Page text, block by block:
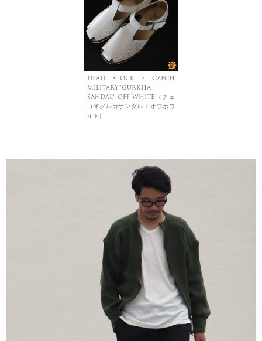
DEAD STOCK / CZECH
MILITARY”GURKHA
SANDAL” OFF WHITE（チェ
コ軍グルカサンダル / オフホワ
イト）